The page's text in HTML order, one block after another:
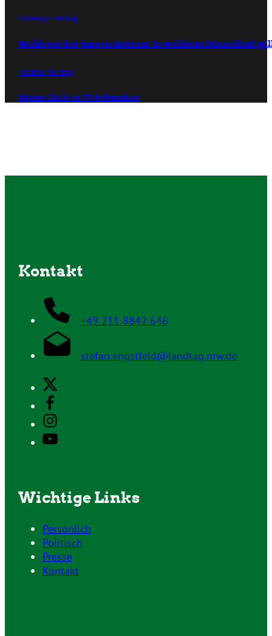
Vorheriger Beitrag
Wahlspot der jungen Grünen: In welchem Düsseldorf
Nächster Beitrag
Meine Ziele in 75 Sekunden
Kontakt
+49 211 8842 646
stefan.engstfeld@landtag.nrw.de
Wichtige Links
Persönlich
Politisch
Presse
Kontakt